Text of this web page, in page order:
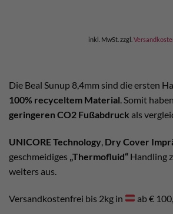
inkl. MwSt. zzgl.
Die Beal Sunup 8,4mm sind die ersten
100% recyceltem Material. Somit
geringeren CO2 Fußabdruck als
UNICORE Technology, Dry Cover
geschmeidiges „Thermofluid“ Handling
weiters aus.
Versandkostenfrei bis 2kg in ab €